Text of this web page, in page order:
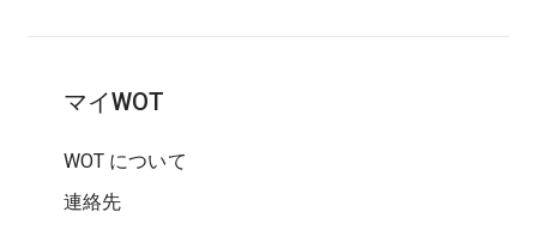
マイWOT
WOT について
連絡先